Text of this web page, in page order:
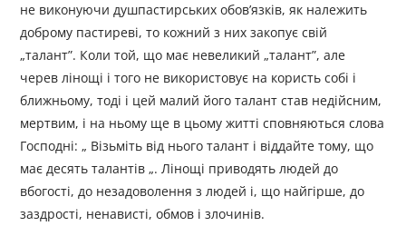
не виконуючи душпастирських обов’язків, як належить
доброму пастиреві, то кожний з них закопує свій
„талант”. Коли той, що має невеликий „талант”, але
черев лінощі і того не використовує на користь собі і
ближньому, тоді і цей малий його талант став недійсним,
мертвим, і на ньому ще в цьому житті сповняються слова
Господні: „ Візьміть від нього талант і віддайте тому, що
має десять талантів „. Лінощі приводять людей до
вбогості, до незадоволення з людей і, що найгірше, до
заздрості, ненависті, обмов і злочинів.